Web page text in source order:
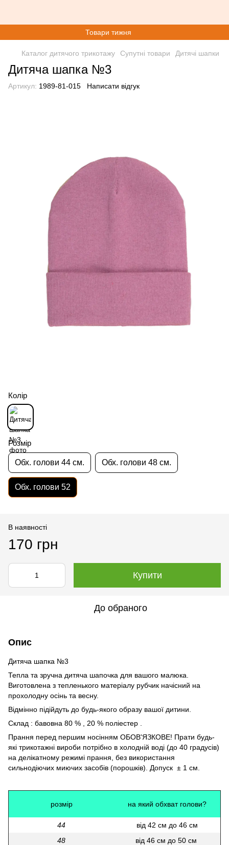
Товари тижня
Каталог дитячого трикотажу Супутні товари Дитячі шапки
Дитяча шапка №3
Артикул: 1989-81-015 Написати відгук
Колір
Розмір
Обх. голови 44 ​​см. Обх. голови 48 см.
Обх. голови 52
В наявності
170 грн
Купити
До обраного
Опис
Дитяча шапка №3
Тепла та зручна дитяча шапочка для вашого малюка.
Виготовлена з тепленького матеріалу рубчик начісний на
прохолодну осінь та весну.
Відмінно підійдуть до будь-якого образу вашої дитини.
Склад : бавовна 80 % , 20 % поліестер .
Прання перед першим носінням ОБОВ'ЯЗКОВЕ! Прати будь-
які трикотажні вироби потрібно в холодній воді (до 40 градусів)
на делікатному режимі прання, без використання
сильнодіючих миючих засобів (порошків). Допуск ± 1 см.
розмір на який обхват голови?
44
від 42 см до 46 см
48
від 46 см до 50 см